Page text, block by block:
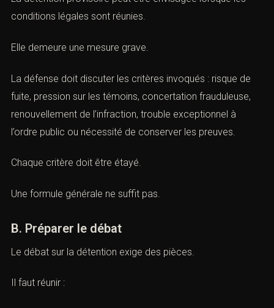
et stratégie pénale)
A. Une mesure exceptionnelle
Elle demeure une mesure grave.
fuite, pression sur les témoins, concertation frauduleuse,
l’ordre public ou nécessité de conserver les preuves.
Chaque critère doit être étayé.